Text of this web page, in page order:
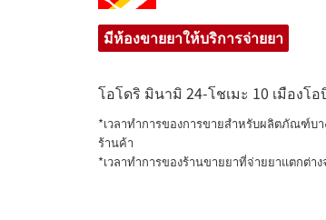
มีห้องขายยาให้บริการจ่ายยา
โอโดริ มินามิ 24-โชเมะ 10 เมืองโอ
*เวลาทำการของการขายสำหรับผลิตภัณฑ์บา
ร้านค้า
*เวลาทำการของร้านขายยาที่จ่ายยาแตกต่